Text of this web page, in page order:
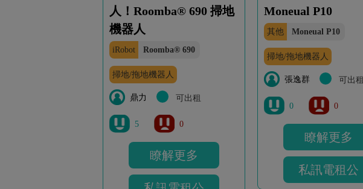
人！Roomba® 690 掃地
機器人
iRobot Roomba® 690
掃地/拖地機器人
鼎力 可出租
5 0
瞭解更多
Moneual P10
其他 Moneual P10
掃地/拖地機器人
張逸群 可出租
0 0
瞭解更多
私訊電租公